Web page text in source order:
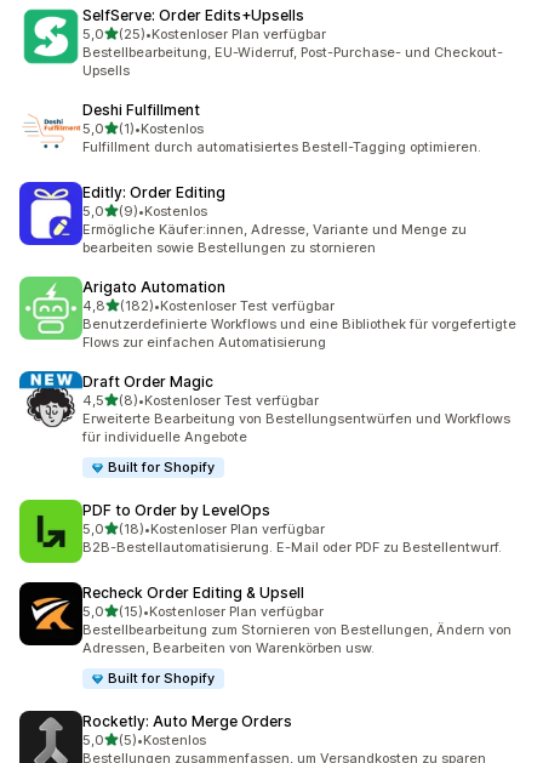
SelfServe: Order Edits+Upsells
5,0von 5 Sternen
(25)
25 Rezensionen insgesamt
•Kostenloser Plan verfügbar
Bestellbearbeitung, EU-Widerruf, Post-Purchase- und Checkout-
Upsells
Deshi Fulfillment
5,0von 5 Sternen
(1)
1 Rezensionen insgesamt
•Kostenlos
Fulfillment durch automatisiertes Bestell-Tagging optimieren.
Editly: Order Editing
5,0von 5 Sternen
(9)
9 Rezensionen insgesamt
•Kostenlos
Ermögliche Käufer:innen, Adresse, Variante und Menge zu
bearbeiten sowie Bestellungen zu stornieren
Arigato Automation
4,8von 5 Sternen
(182)
182 Rezensionen insgesamt
•Kostenloser Test verfügbar
Benutzerdefinierte Workflows und eine Bibliothek für vorgefertigte
Flows zur einfachen Automatisierung
Draft Order Magic
4,5von 5 Sternen
(8)
8 Rezensionen insgesamt
•Kostenloser Test verfügbar
Erweiterte Bearbeitung von Bestellungsentwürfen und Workflows
für individuelle Angebote
Built for Shopify
PDF to Order by LevelOps
5,0von 5 Sternen
(18)
18 Rezensionen insgesamt
•Kostenloser Plan verfügbar
B2B-Bestellautomatisierung. E-Mail oder PDF zu Bestellentwurf.
Recheck Order Editing & Upsell
5,0von 5 Sternen
(15)
15 Rezensionen insgesamt
•Kostenloser Plan verfügbar
Bestellbearbeitung zum Stornieren von Bestellungen, Ändern von
Adressen, Bearbeiten von Warenkörben usw.
Built for Shopify
Rocketly: Auto Merge Orders
5,0von 5 Sternen
(5)
5 Rezensionen insgesamt
•Kostenlos
Bestellungen zusammenfassen, um Versandkosten zu sparen